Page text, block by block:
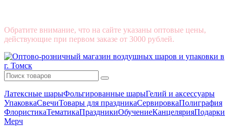
Обратите внимание, что на сайте указаны оптовые цены,
действующие при первом заказе от 3000 рублей.
Латексные шарыФольгированные шарыГелий и аксессуары
УпаковкаСвечиТовары для праздникаСервировкаПолиграфия
ФлористикаТематикаПраздникиОбучениеКанцелярияПодарки
Мерч